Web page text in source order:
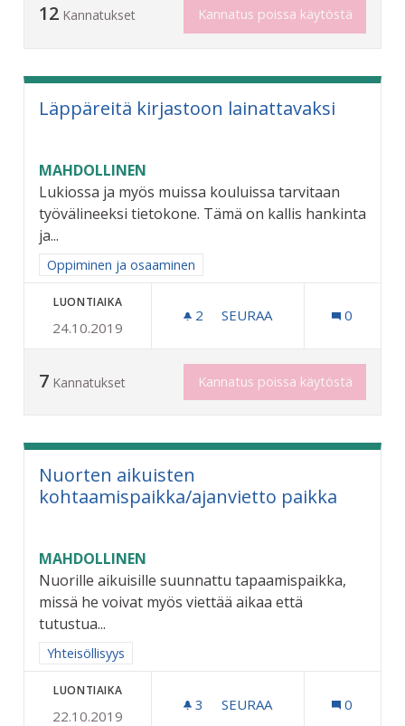
12 Kannatukset Kannatus poissa käytöstä
Läppäreitä kirjastoon lainattavaksi
MAHDOLLINEN
Lukiossa ja myös muissa kouluissa tarvitaan
työvälineeksi tietokone. Tämä on kallis hankinta
ja...
Rajaa tulokset aihepiirin mukaan: Oppiminen ja osaaminen
Oppiminen ja osaaminen
LUONTIAIKA
24.10.2019
2 2 SEURAAJAA
SEURAA 0
7 Kannatukset Kannatus poissa käytöstä
Nuorten aikuisten
kohtaamispaikka/ajanvietto paikka
MAHDOLLINEN
Nuorille aikuisille suunnattu tapaamispaikka,
missä he voivat myös viettää aikaa että
tutustua...
Rajaa tulokset aihepiirin mukaan: Yhteisöllisyys
Yhteisöllisyys
LUONTIAIKA
22.10.2019
3 3 SEURAAJAA
SEURAA 0